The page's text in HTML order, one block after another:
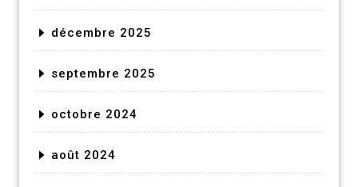
décembre 2025
septembre 2025
octobre 2024
août 2024